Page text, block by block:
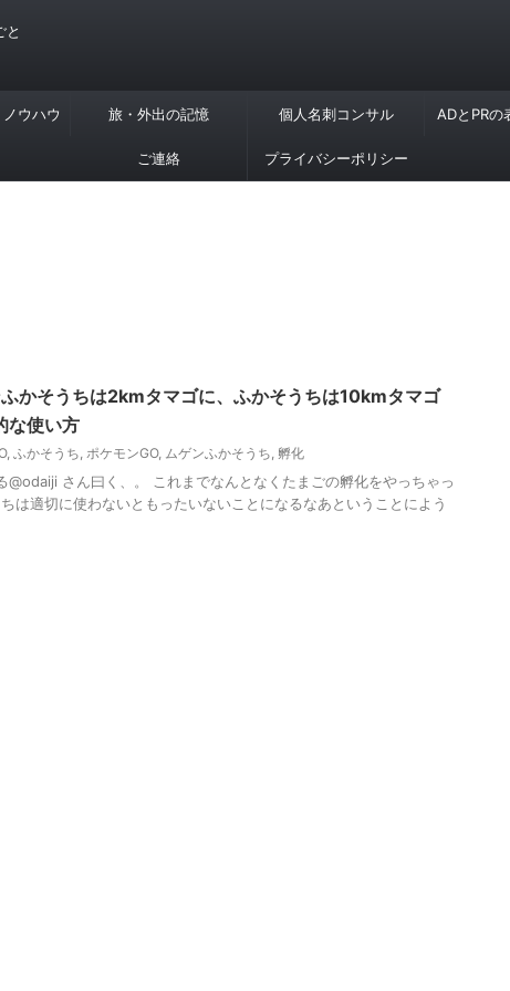
と
ウハウ 旅・外出の記憶 個人名刺コンサル ADとPRの
ご連絡 プライバシーポリシー
ふかそうちは2kmタマゴに、ふかそうちは10kmタマゴ
な使い方
, ふかそうち, ポケモンGO, ムゲンふかそうち, 孵化
@odaiji さん曰く、。 これまでなんとなくたまごの孵化をやっちゃっ
は適切に使わないともったいないことになるなあということによう